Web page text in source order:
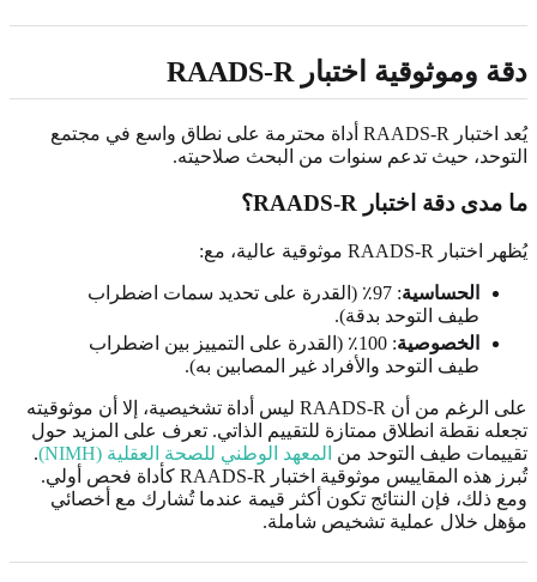
دقة وموثوقية اختبار RAADS-R
يُعد اختبار RAADS-R أداة محترمة على نطاق واسع في مجتمع
التوحد، حيث تدعم سنوات من البحث صلاحيته.
ما مدى دقة اختبار RAADS-R؟
يُظهر اختبار RAADS-R موثوقية عالية، مع:
الحساسية
: 97٪ (القدرة على تحديد سمات اضطراب
طيف التوحد بدقة).
الخصوصية
: 100٪ (القدرة على التمييز بين اضطراب
طيف التوحد والأفراد غير المصابين به).
على الرغم من أن RAADS-R ليس أداة تشخيصية، إلا أن موثوقيته
تجعله نقطة انطلاق ممتازة للتقييم الذاتي. تعرف على المزيد حول
تقييمات طيف التوحد من المعهد الوطني للصحة العقلية (NIMH)
.
تُبرز هذه المقاييس موثوقية اختبار RAADS-R كأداة فحص أولي.
ومع ذلك، فإن النتائج تكون أكثر قيمة عندما تُشارك مع أخصائي
مؤهل خلال عملية تشخيص شاملة.